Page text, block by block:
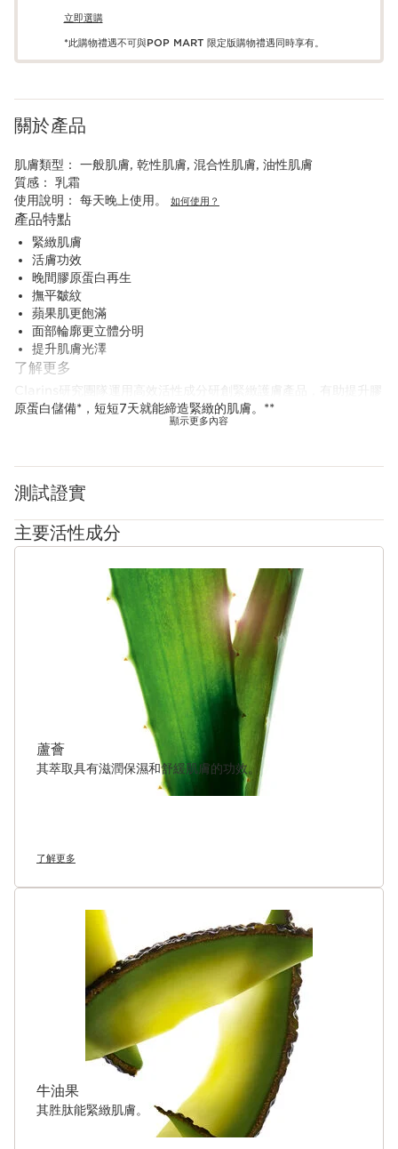
立即選購
*此購物禮遇不可與POP MART 限定版購物禮遇同時享有。
關於產品
顯示更多內容
肌膚類型： 一般肌膚, 乾性肌膚, 混合性肌膚, 油性肌膚
質感： 乳霜
使用說明： 每天晚上使用。 如何使用？
產品特點
緊緻肌膚
活膚功效
晚間膠原蛋白再生
撫平皺紋
蘋果肌更飽滿
面部輪廓更立體分明
提升肌膚光澤
了解更多
Clarins研究團隊運用高效活性成分研創緊緻護膚產品，有助提升膠
原蛋白儲備*，短短7天就能締造緊緻的肌膚。**
- 山核桃精萃。
具有賦活功效的活性成分菸鹼醯胺有助膚色回復勻淨，讓肌膚綻放
光澤。 配方由超過一百萬個牛油果胜肽組成，****能讓肌膚在睡眠
期間賦活再生。 肌膚感覺煥然一新，準備好迎接新一天。
功效：緊緻肌膚，提升輪廓。不但撫平皺紋，蘋果肌也更飽滿，面
部輪廓更立體分明。
質地：Clarins科研團隊結合多種成分，配製獨創配方，晚霜完美包
覆肌膚，帶來毫不黏膩的舒適感受。 煥顏緊緻晚霜推出補充裝設
*在光老化皮膚樣本上進行體外測試，測量高品質且結構良好的膠原
蛋白的數量。
**107位女性的消費者測試結果。效果因人而異。
煥顏緊緻系列加入獨家[Collagen]3膠原三重煥活科技，提升肌膚
肌膚膠原蛋白儲備增加53%。*
*在光老化皮膚樣本上進行體外測試，測量高品質且結構良好的膠原
Clarins Plus
您知道嗎？膠原蛋白是打造緊緻年輕肌膚的關鍵蛋白，其存量自25
歲起開始下降。 Clarins研究團隊憑藉超過45年的緊緻護膚經驗，
研發出專業的護膚提案：擊退顯著的膠原蛋白流失跡象，重拾緊緻
測試證實
主要活性成分
蘆薈
其萃取具有滋潤保濕和舒緩肌膚的功效。
了解更多
牛油果
其胜肽能緊緻肌膚。